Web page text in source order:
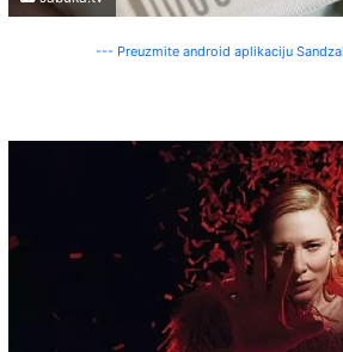
--- Preuzmite android aplikaciju